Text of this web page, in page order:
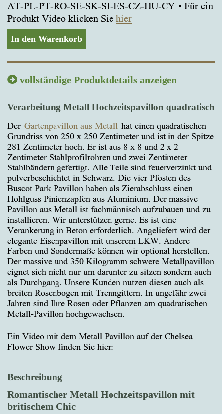
AT-PL-PT-RO-SE-SK-SI-ES-CZ-HU-CY
Für ein
Produkt Video klicken Sie hier
In den Warenkorb
vollständige Produktdetails anzeigen
Verarbeitung Metall Hochzeitspavillon quadratisch
Der Gartenpavillon aus Metall hat einen quadratischen
Grundriss von 250 x 250 Zentimeter und ist in der Spitze
281 Zentimeter hoch. Er ist aus 8 x 8 und 2 x 2
Zentimeter Stahlprofilrohren und zwei Zentimeter
Stahlbändern gefertigt. Alle Teile sind feuerverzinkt und
pulverbeschichtet in Schwarz. Die vier Pfosten des
Buscot Park Pavillon haben als Zierabschluss einen
Hohlguss Pinienzapfen aus Aluminium. Der massive
Pavillon aus Metall ist fachmännisch aufzubauen und zu
installieren. Wir unterstützen gerne. Es ist eine
Verankerung in Beton erforderlich. Angeliefert wird der
elegante Eisenpavillon mit unserem LKW. Andere
Farben und Sondermaße können wir optional herstellen.
Der massive und 350 Kilogramm schwere Metallpavillon
eignet sich nicht nur um darunter zu sitzen sondern auch
als Durchgang. Unsere Kunden nutzen diesen auch als
breiten Rosenbogen mit Trenngittern. In ungefähr zwei
Jahren sind Ihre Rosen oder Pflanzen am quadratischen
Metall-Pavillon hochgewachsen.
Ein Video mit dem Metall Pavillon auf der Chelsea
Flower Show finden Sie hier:
Beschreibung
Romantischer Metall Hochzeitspavillon mit
britischem Chic